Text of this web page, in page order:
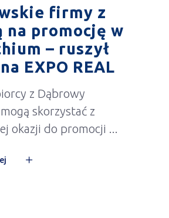
firmy z
na promocję w
– ruszył
EXPO REAL
z Dąbrowy
skorzystać z
okazji do promocji